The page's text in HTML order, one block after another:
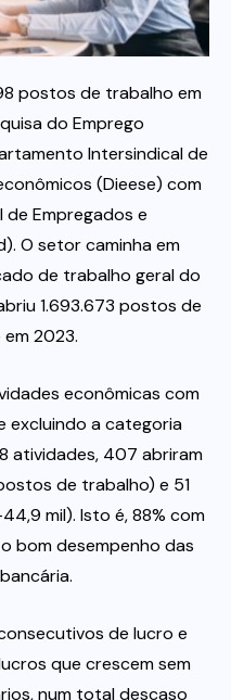
postos de trabalho em
do Emprego
Intersindical de
(Dieese) com
Empregados e
O setor caminha em
de trabalho geral do
1.693.673 postos de
em 2023.
econômicas com
excluindo a categoria
atividades, 407 abriram
de trabalho) e 51
mil). Isto é, 88% com
bom desempenho das
de lucro e
que crescem sem
num total descaso